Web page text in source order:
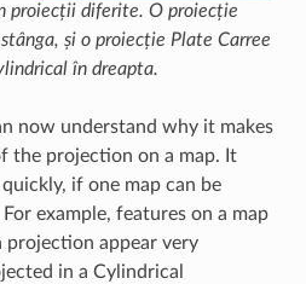
proiecții diferite. O proiecție
și o proiecție Plate Carree
în dreapta.
now understand why it makes
the projection on a map. It
if one map can be
example, features on a map
projection appear very
in a Cylindrical